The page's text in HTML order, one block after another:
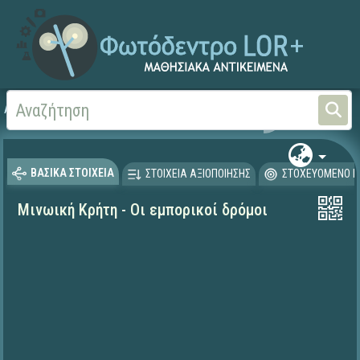
Αρχική Προϊστορία
ΒΑΣΙΚΑ ΣΤΟΙΧΕΙΑ ΣΤΟΙΧΕΙΑ ΑΞΙΟΠΟΙΗΣΗΣ ΣΤΟΧΕΥΟΜΕΝΟ
Μινωική Κρήτη - Οι εμπορικοί δρόμοι